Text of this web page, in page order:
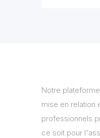
Notre
mise en relation
professionnels
ce soit pour